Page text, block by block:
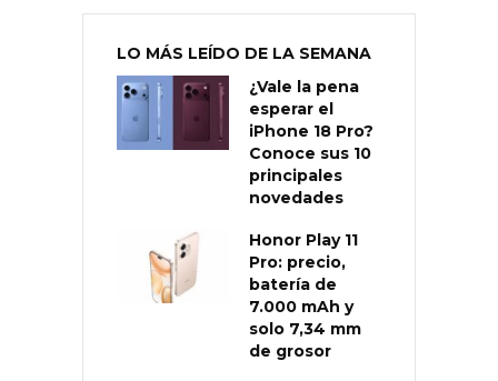
LO MÁS LEÍDO DE LA SEMANA
¿Vale la pena
esperar el
iPhone 18 Pro?
Conoce sus 10
principales
novedades
Honor Play 11
Pro: precio,
batería de
7.000 mAh y
solo 7,34 mm
de grosor